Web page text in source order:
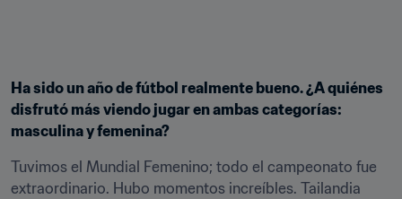
Ha sido un año de fútbol realmente bueno. ¿A quiénes
disfrutó más viendo jugar en ambas categorías:
masculina y femenina?
Tuvimos el Mundial Femenino; todo el campeonato fue
extraordinario. Hubo momentos increíbles. Tailandia